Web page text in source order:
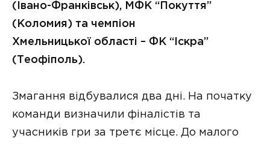
(Івано-Франківськ), МФК “Покуття”
(Коломия) та чемпіон
Хмельницької області – ФК “Іскра”
(Теофіполь).
Змагання відбувалися два дні. На початку
команди визначили фіналістів та
учасників гри за третє місце. До малого